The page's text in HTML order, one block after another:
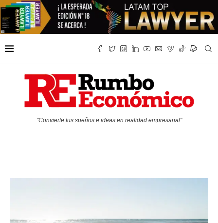
"Convierte tus sueños e ideas en realidad empresarial"